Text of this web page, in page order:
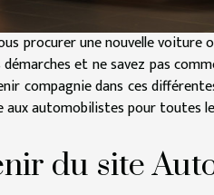
procurer une nouvelle
et ne savez pas
compagnie dans ces
aux automobilistes pour toutes
du site